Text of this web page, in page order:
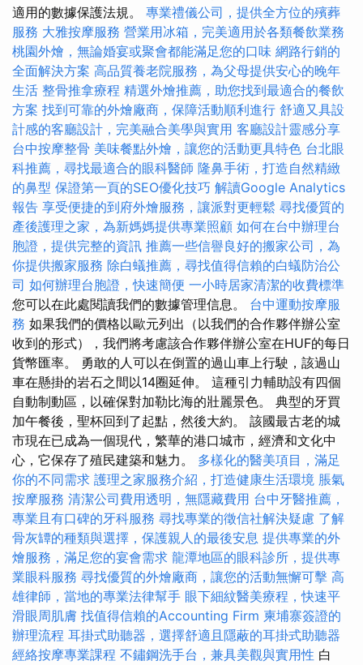
適用的數據保護法規。 專業禮儀公司，提供全方位的殯葬
服務 大雅按摩服務 營業用冰箱，完美適用於各類餐飲業務
桃園外燴，無論婚宴或聚會都能滿足您的口味 網路行銷的
全面解決方案 高品質養老院服務，為父母提供安心的晚年
生活 整骨推拿療程 精選外燴推薦，助您找到最適合的餐飲
方案 找到可靠的外燴廠商，保障活動順利進行 舒適又具設
計感的客廳設計，完美融合美學與實用 客廳設計靈感分享
台中按摩整骨 美味餐點外燴，讓您的活動更具特色 台北眼
科推薦，尋找最適合的眼科醫師 隆鼻手術，打造自然精緻
的鼻型 保證第一頁的SEO優化技巧 解讀Google Analytics
報告 享受便捷的到府外燴服務，讓派對更輕鬆 尋找優質的
產後護理之家，為新媽媽提供專業照顧 如何在台中辦理台
胞證，提供完整的資訊 推薦一些信譽良好的搬家公司，為
你提供搬家服務 除白蟻推薦，尋找值得信賴的白蟻防治公
司 如何辦理台胞證，快速簡便 一小時居家清潔的收費標準
您可以在此處閱讀我們的數據管理信息。 台中運動按摩服
務 如果我們的價格以歐元列出（以我們的合作夥伴辦公室
收到的形式），我們將考慮該合作夥伴辦公室在HUF的每日
貨幣匯率。 勇敢的人可以在倒置的過山車上行駛，該過山
車在懸掛的岩石之間以14圈延伸。 這種引力輔助設有四個
自動制動區，以確保對加勒比海的壯麗景色。 典型的牙買
加午餐後，聖杯回到了起點，然後大約。 該國最古老的城
市現在已成為一個現代，繁華的港口城市，經濟和文化中
心，它保存了殖民建築和魅力。 多樣化的醫美項目，滿足
你的不同需求 護理之家服務介紹，打造健康生活環境 脹氣
按摩服務 清潔公司費用透明，無隱藏費用 台中牙醫推薦，
專業且有口碑的牙科服務 尋找專業的徵信社解決疑慮 了解
骨灰罈的種類與選擇，保護親人的最後安息 提供專業的外
燴服務，滿足您的宴會需求 龍潭地區的眼科診所，提供專
業眼科服務 尋找優質的外燴廠商，讓您的活動無懈可擊 高
雄律師，當地的專業法律幫手 眼下細紋醫美療程，快速平
滑眼周肌膚 找值得信賴的Accounting Firm 柬埔寨簽證的
辦理流程 耳掛式助聽器，選擇舒適且隱蔽的耳掛式助聽器
經絡按摩專業課程 不鏽鋼洗手台，兼具美觀與實用性 白